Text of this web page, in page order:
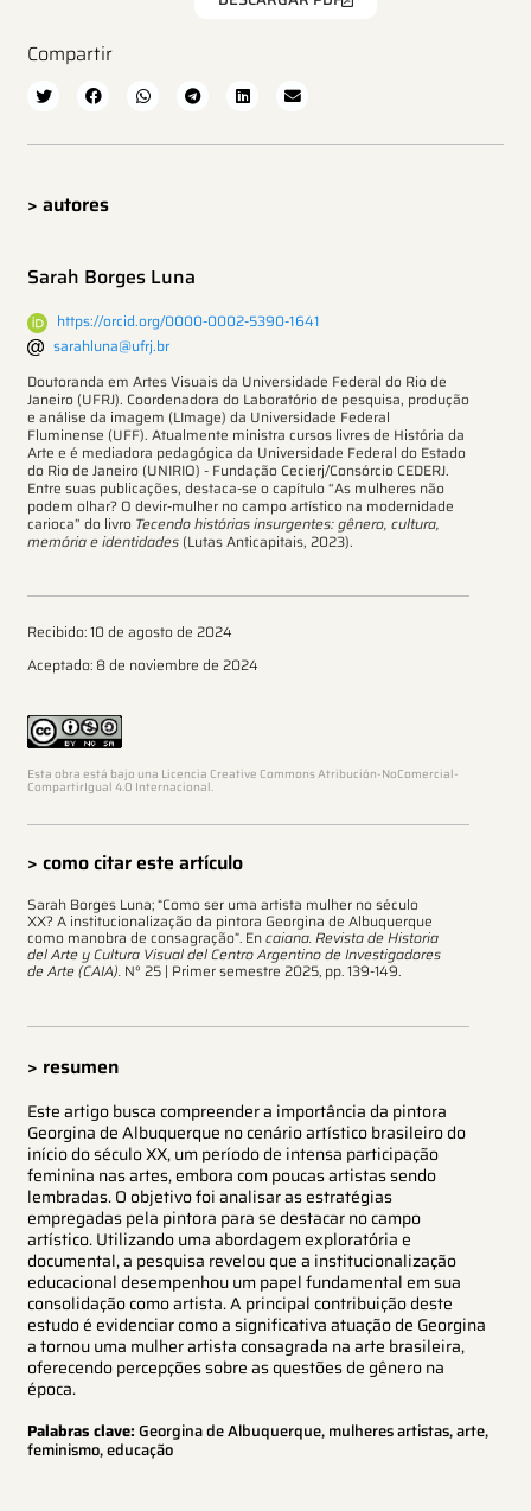
Compartir
> autores
Sarah Borges Luna
https://orcid.org/0000-0002-5390-1641
sarahluna@ufrj.br
Doutoranda em Artes Visuais da Universidade Federal do Rio de
Janeiro (UFRJ). Coordenadora do Laboratório de pesquisa, produção
e análise da imagem (LImage) da Universidade Federal
Fluminense (UFF). Atualmente ministra cursos livres de História da
Arte e é mediadora pedagógica da Universidade Federal do Estado
do Rio de Janeiro (UNIRIO) - Fundação Cecierj/Consórcio CEDERJ.
Entre suas publicações, destaca-se o capítulo “As mulheres não
podem olhar? O devir-mulher no campo artístico na modernidade
carioca” do livro Tecendo histórias insurgentes: gênero, cultura,
memória e identidades (Lutas Anticapitais, 2023).
Recibido: 10 de agosto de 2024
Aceptado: 8 de noviembre de 2024
Esta obra está bajo una Licencia Creative Commons Atribución-NoComercial-
CompartirIgual 4.0 Internacional.
> como citar este artículo
Sarah Borges Luna; “Como ser uma artista mulher no século
XX? A institucionalização da pintora Georgina de Albuquerque
como manobra de consagração”. Encaiana. Revista de Historia
del Arte y Cultura Visual del Centro Argentino de Investigadores
de Arte (CAIA). N° 25 | Primer semestre 2025, pp. 139-149.
> resumen
Este artigo busca compreender a importância da pintora
Georgina de Albuquerque no cenário artístico brasileiro do
início do século XX, um período de intensa participação
feminina nas artes, embora com poucas artistas sendo
lembradas. O objetivo foi analisar as estratégias
empregadas pela pintora para se destacar no campo
artístico. Utilizando uma abordagem exploratória e
documental, a pesquisa revelou que a institucionalização
educacional desempenhou um papel fundamental em sua
consolidação como artista. A principal contribuição deste
estudo é evidenciar como a significativa atuação de Georgina
a tornou uma mulher artista consagrada na arte brasileira,
oferecendo percepções sobre as questões de gênero na
época.
Palabras clave:Georgina de Albuquerque, mulheres artistas, arte,
feminismo, educação